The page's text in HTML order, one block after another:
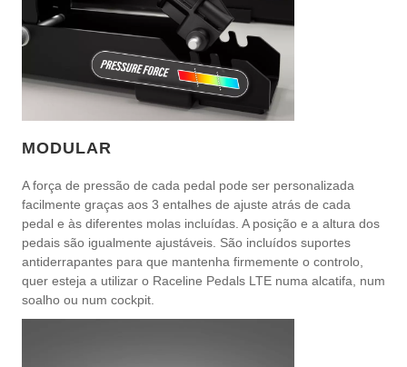
MODULAR
A força de pressão de cada pedal pode ser personalizada
facilmente graças aos 3 entalhes de ajuste atrás de cada
pedal e às diferentes molas incluídas. A posição e a altura dos
pedais são igualmente ajustáveis. São incluídos suportes
antiderrapantes para que mantenha firmemente o controlo,
quer esteja a utilizar o Raceline Pedals LTE numa alcatifa, num
soalho ou num cockpit.